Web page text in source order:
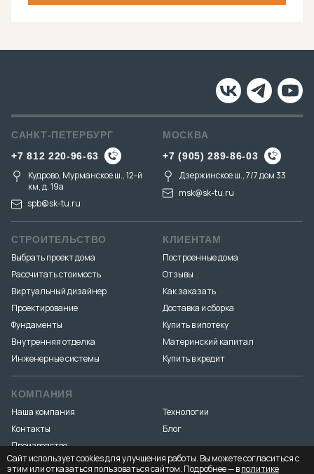
САНКТ-ПЕТЕРБУРГ
+7 812 220-96-63
Кудрово, Мурманское ш., 12-й
км, д. 19a
spb@sk-tu.ru
МОСКВА
+7 (905) 289-86-03
Дзержинское ш., 7/7 дом 33
msk@sk-tu.ru
СТРОИТЕЛЬСТВО
Выбрать проект дома
Рассчитать стоимость
Виртуальный дизайнер
Проектирование
Фундаменты
Внутренняя отделка
Инженерные системы
КЛИЕНТАМ
Построенные дома
Отзывы
Как заказать
Доставка и сборка
Купить в ипотеку
Материнский капитал
Купить в кредит
КОМПАНИЯ
Наша компания
Контакты
Производство
Технологии
Блог
Сайт использует cookies для улучшения работы. Вы можете согласиться с
этим или отказаться пользоваться сайтом. Подробнее — вполитике